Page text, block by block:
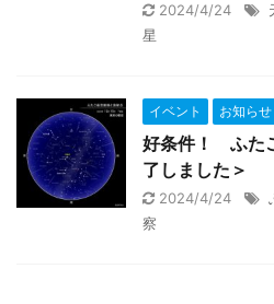
2024/4/24
星
イベント お知らせ
好条件！ ふた
了しました＞
2024/4/24
察